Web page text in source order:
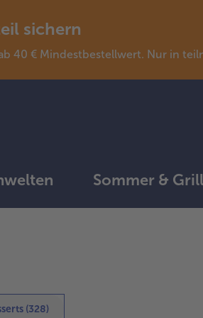
sichern
40 € Mindestbestellwert. Nur in
Sommer &
(328)